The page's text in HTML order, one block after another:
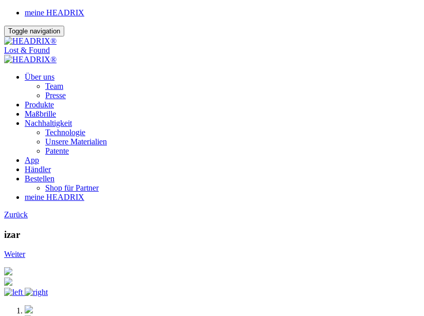
meine HEADRIX
Toggle navigation
Lost & Found
Über uns
Team
Presse
Produkte
Maßbrille
Nachhaltigkeit
Technologie
Unsere Materialien
Patente
App
Händler
Bestellen
Shop für Partner
meine HEADRIX
Zurück
izar
Weiter